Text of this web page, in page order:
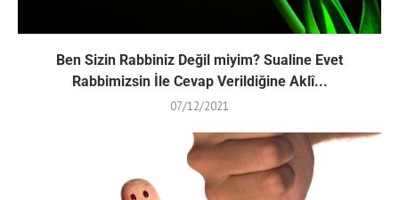
Ben Sizin Rabbiniz Değil miyim? Sualine Evet
Rabbimizsin İle Cevap Verildiğine Aklî...
07/12/2021